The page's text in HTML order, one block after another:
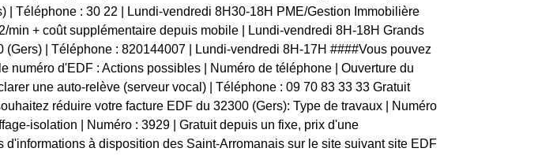
| Téléphone : 30 22 | Lundi-vendredi 8H30-18H PME/Gestion Immobilière
min + coût supplémentaire depuis mobile | Lundi-vendredi 8H-18H Grands
| Téléphone : 820144007 | Lundi-vendredi 8H-17H ####Vous pouvez
numéro d'EDF : Actions possibles | Numéro de téléphone | Ouverture du
une auto-relève (serveur vocal) | Téléphone : 09 70 83 33 33 Gratuit
réduire votre facture EDF du 32300 (Gers): Type de travaux | Numéro
isolation | Numéro : 3929 | Gratuit depuis un fixe, prix d'une
à disposition des Saint-Arromanais sur le site suivant site EDF